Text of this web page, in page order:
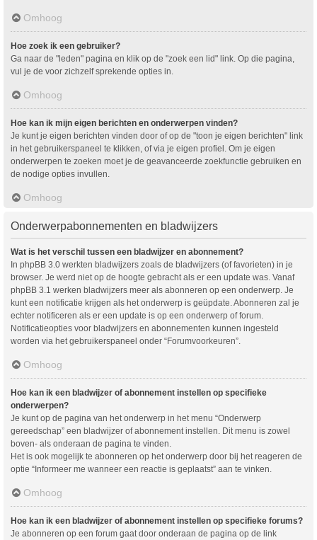
Omhoog
Hoe zoek ik een gebruiker?
Ga naar de "leden" pagina en klik op de "zoek een lid" link. Op die pagina,
vul je de voor zichzelf sprekende opties in.
Omhoog
Hoe kan ik mijn eigen berichten en onderwerpen vinden?
Je kunt je eigen berichten vinden door of op de "toon je eigen berichten" link
in het gebruikerspaneel te klikken, of via je eigen profiel. Om je eigen
onderwerpen te zoeken moet je de geavanceerde zoekfunctie gebruiken en
de nodige opties invullen.
Omhoog
Onderwerpabonnementen en bladwijzers
Wat is het verschil tussen een bladwijzer en abonnement?
In phpBB 3.0 werkten bladwijzers zoals de bladwijzers (of favorieten) in je
browser. Je werd niet op de hoogte gebracht als er een update was. Vanaf
phpBB 3.1 werken bladwijzers meer als abonneren op een onderwerp. Je
kunt een notificatie krijgen als het onderwerp is geüpdate. Abonneren zal je
echter notificeren als er een update is op een onderwerp of forum.
Notificatieopties voor bladwijzers en abonnementen kunnen ingesteld
worden via het gebruikerspaneel onder “Forumvoorkeuren”.
Omhoog
Hoe kan ik een bladwijzer of abonnement instellen op specifieke
onderwerpen?
Je kunt op de pagina van het onderwerp in het menu “Onderwerp
gereedschap” een bladwijzer of abonnement instellen. Dit menu is zowel
boven- als onderaan de pagina te vinden.
Het is ook mogelijk te abonneren op het onderwerp door bij het reageren de
optie “Informeer me wanneer een reactie is geplaatst” aan te vinken.
Omhoog
Hoe kan ik een bladwijzer of abonnement instellen op specifieke forums?
Je abonneren op een forum gaat door onderaan de pagina op de link